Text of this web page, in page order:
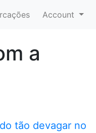
Account
a
tão devagar no